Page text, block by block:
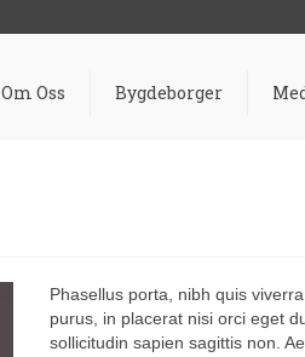
Om Oss Bygdeborger
Phasellus porta, nibh quis
purus, in placerat nisi orci eget
sollicitudin sapien sagittis non.